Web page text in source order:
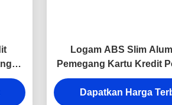
Logam ABS Slim
Pemegang Kartu Kredit
Karbon
Dapatkan Harga